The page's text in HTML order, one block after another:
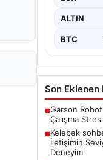
güvenli bir
ALTIN
BTC
Son Eklenen
■Garson
Çalışma
■Kelebek
İletişimin
Deneyimi